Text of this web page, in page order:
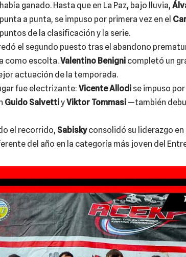
ganado. Hasta que en La Paz, bajo lluvia,
a punta, se impuso por primera vez en el
de la clasificación y la serie.
el segundo puesto tras el abandono
como escolta.Valentino Benigni completó un
actuación de la temporada.
fue electrizante: Vicente Allodi se impuso
Guido SalvettiyViktor Tommasi —también
el recorrido, Sabiskyconsolidó su liderazgo en
del año en la categoría más joven del